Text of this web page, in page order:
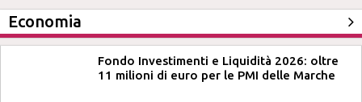
Economia
Fondo Investimenti e Liquidità 2026: oltre
11 milioni di euro per le PMI delle Marche